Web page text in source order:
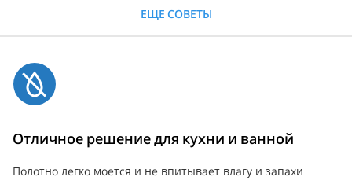
ЕЩЕ СОВЕТЫ
Отличное решение для кухни и ванной
Полотно легко моется и не впитывает влагу и запахи